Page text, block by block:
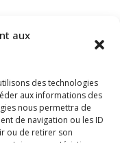
aux
des technologies
aux informations des
nous permettra de
de navigation ou les ID
ou de retirer son